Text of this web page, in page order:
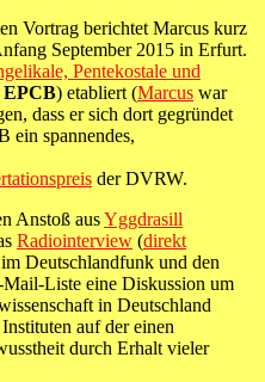
Vortrag berichtet Marcus kurz
September 2015 in Erfurt.
Pentekostale und
) etabliert (Marcus war
dass er sich dort gegründet
ein spannendes,
der DVRW.
Anstoß ausYggdrasill
Radiointerview (direkt
Deutschlandfunk und den
Liste eine Diskussion um
in Deutschland
auf der einen
durch Erhalt vieler